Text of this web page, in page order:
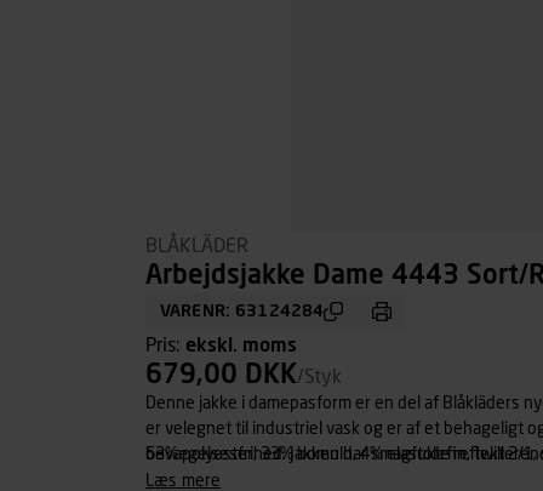
BLÅKLÄDER
Arbejdsjakke Dame 4443 Sort/
VARENR: 63124284
Pris: ekskl. moms
679,00 DKK/Styk
Denne jakke i damepasform er en del af Blåkläders
er velegnet til industriel vask og er af et behageligt
bevægelsesfrihed. Jakken har smagfulde
nødvendigt. Findes også i herremodel 4444.
63% polyester, 33% bomuld, 4% elastolefin, twill 2/1,
læs mere